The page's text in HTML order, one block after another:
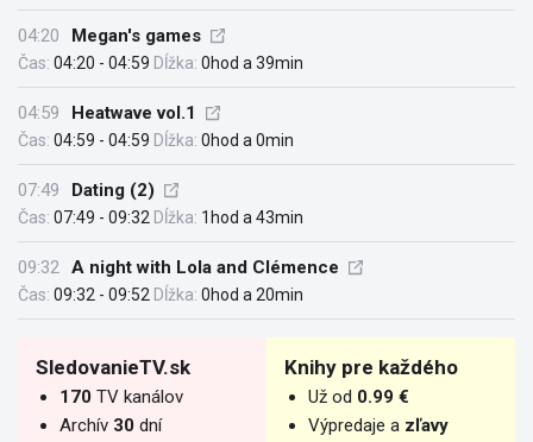
04:20 Megan's games
Čas: 04:20 - 04:59 Dĺžka: 0hod a 39min
04:59 Heatwave vol.1
Čas: 04:59 - 04:59 Dĺžka: 0hod a 0min
07:49 Dating (2)
Čas: 07:49 - 09:32 Dĺžka: 1hod a 43min
09:32 A night with Lola and Clémence
Čas: 09:32 - 09:52 Dĺžka: 0hod a 20min
SledovanieTV.sk
170 TV kanálov
Archív 30 dní
Knihy pre každého
Už od 0.99 €
Výpredaje a zľavy